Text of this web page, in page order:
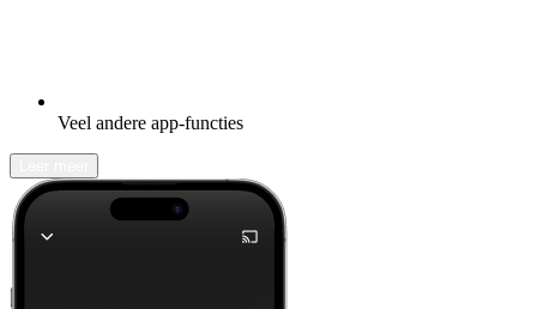
Veel andere app-functies